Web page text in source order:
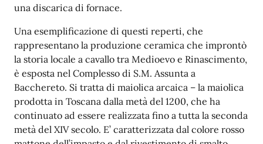
una discarica di fornace.
Una esemplificazione di questi reperti, che
rappresentano la produzione ceramica che improntò
la storia locale a cavallo tra Medioevo e Rinascimento,
è esposta nel Complesso di S.M. Assunta a
Bacchereto. Si tratta di maiolica arcaica – la maiolica
prodotta in Toscana dalla metà del 1200, che ha
continuato ad essere realizzata fino a tutta la seconda
metà del XIV secolo. E’ caratterizzata dal colore rosso